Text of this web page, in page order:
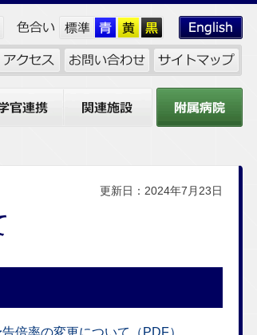
更新日：2024年7月23日
倍率の変更について（PDF）